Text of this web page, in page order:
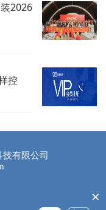
2026
控
技有限公司
×